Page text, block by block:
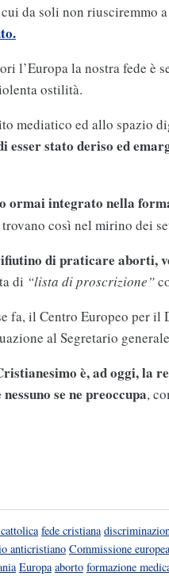
da soli non riusciremmo
l’Europa la nostra fede è
ostilità.
mediatico ed allo spazio
stato deriso ed
ormai integrato nella
così nel mirino dei
di praticare aborti,
di “lista di proscrizione”
fa, il Centro Europeo per il
al Segretario
è, ad oggi, la
se ne preoccupa,
fede cristiana
anticristiano Commissione europea
Europa aborto formazione